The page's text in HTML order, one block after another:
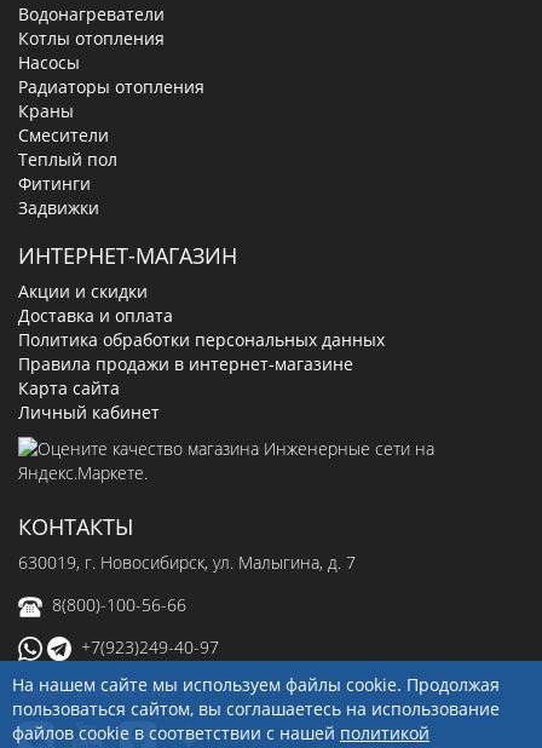
Водонагреватели
Котлы отопления
Насосы
Радиаторы отопления
Краны
Смесители
Теплый пол
Фитинги
Задвижки
ИНТЕРНЕТ-МАГАЗИН
Акции и скидки
Доставка и оплата
Политика обработки персональных данных
Правила продажи в интернет-магазине
Карта сайта
Личный кабинет
КОНТАКТЫ
630019, г. Новосибирск, ул. Малыгина, д. 7
8(800)-100-56-66
+7(923)249-40-97
sale@ingenerseti.ru
На нашем сайте мы используем файлы cookie. Продолжая
пользоваться сайтом, вы соглашаетесь на использование
файлов cookie в соответствии с нашей политикой